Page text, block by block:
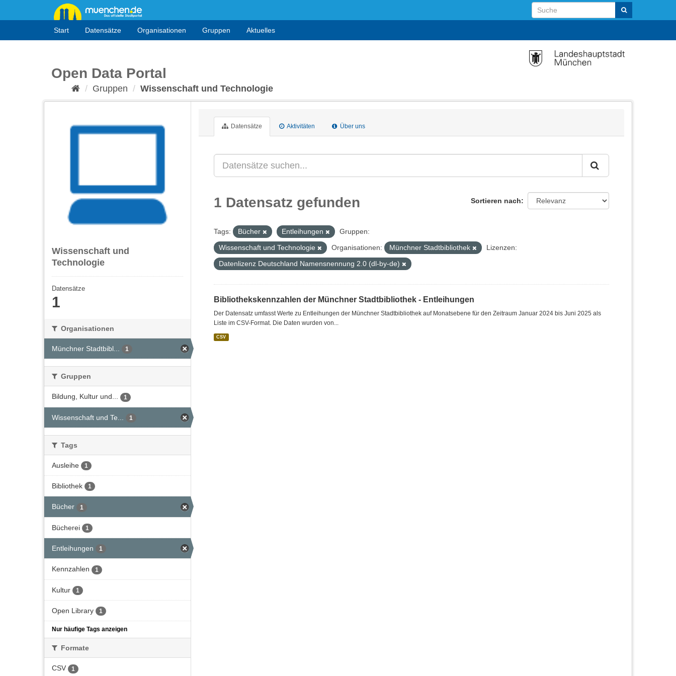
Start Datensätze Organisationen Gruppen Aktuelles
Open Data Portal
Gruppen Wissenschaft und Technologie
Wissenschaft und
Technologie
Datensätze
1
Organisationen
Münchner Stadtbibl... 1
Gruppen
Bildung, Kultur und... 1
Wissenschaft und Te... 1
Tags
Ausleihe 1
Bibliothek 1
Bücher 1
Bücherei 1
Entleihungen 1
Kennzahlen 1
Kultur 1
Open Library 1
Nur häufige Tags anzeigen
Formate
CSV 1
Datensätze Aktivitäten Über uns
Sortieren nach
1 Datensatz gefunden
Tags: Bücher Entleihungen
Gruppen:
Wissenschaft und Technologie
Organisationen: Münchner Stadtbibliothek
Lizenzen:
Datenlizenz Deutschland Namensnennung 2.0 (dl-by-de)
Bibliothekskennzahlen der Münchner Stadtbibliothek - Entleihungen
Der Datensatz umfasst Werte zu Entleihungen der Münchner Stadtbibliothek auf Monatsebene für den Zeitraum Januar 2024 bis Juni 2025 als
Liste im CSV-Format. Die Daten wurden von...
CSV